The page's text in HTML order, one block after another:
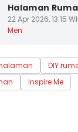
Halaman
22 Apr 2026, 13:15
Men
DIY
Inspire Me